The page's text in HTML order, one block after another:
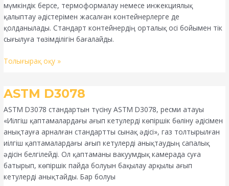
мүмкіндік берсе, термоформалау немесе инжекциялық
қалыптау әдістерімен жасалған контейнерлерге де
қолданылады. Стандарт контейнердің орталық осі бойымен тік
сығылуға төзімділігін бағалайды.
Толығырақ оқу »
ASTM D3078
ASTM D3078 стандартын түсіну ASTM D3078, ресми атауы
«Иілгіш қаптамалардағы ағып кетулерді көпіршік бөліну әдісімен
анықтауға арналған стандартты сынақ әдісі», газ толтырылған
иілгіш қаптамалардағы ағып кетулерді анықтаудың сапалық
әдісін белгілейді. Ол қаптаманы вакуумдық камерада суға
батырып, көпіршік пайда болуын бақылау арқылы ағып
кетулерді анықтайды. Бар болуы
ASTM